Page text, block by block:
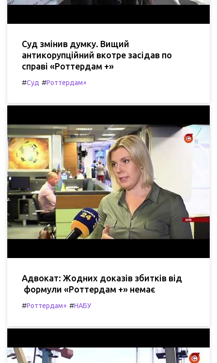
Суд змінив думку. Вищий
антикорупційний вкотре засідав по
справі «Роттердам +»
#Суд #Роттердам+
Адвокат: Жодних доказів збитків від
формули «Роттердам +» немає
#Роттердам+ #НАБУ